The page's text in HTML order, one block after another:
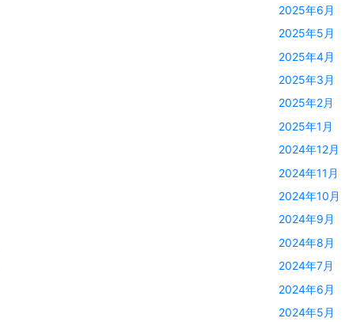
2025年6月
2025年5月
2025年4月
2025年3月
2025年2月
2025年1月
2024年12月
2024年11月
2024年10月
2024年9月
2024年8月
2024年7月
2024年6月
2024年5月